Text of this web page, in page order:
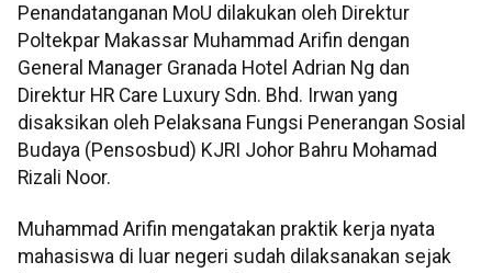
Penandatanganan MoU dilakukan oleh Direktur
Poltekpar Makassar Muhammad Arifin dengan
General Manager Granada Hotel Adrian Ng dan
Direktur HR Care Luxury Sdn. Bhd. Irwan yang
disaksikan oleh Pelaksana Fungsi Penerangan Sosial
Budaya (Pensosbud) KJRI Johor Bahru Mohamad
Rizali Noor.
Muhammad Arifin mengatakan praktik kerja nyata
mahasiswa di luar negeri sudah dilaksanakan sejak